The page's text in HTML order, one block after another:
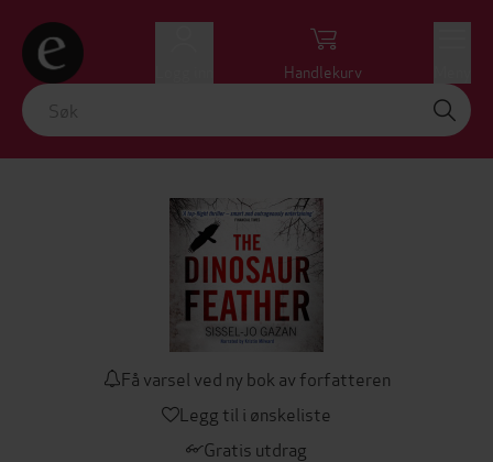
Handlekurv
Få varsel ved ny bok av forfatteren
Legg til i ønskeliste
Gratis utdrag